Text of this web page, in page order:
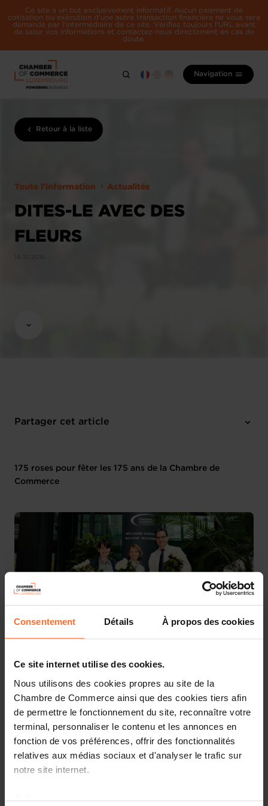
Consentement Détails À propos des cookies
Ce site internet utilise des cookies.
Nous utilisons des cookies propres au site de la
Chambre de Commerce ainsi que des cookies tiers afin
de permettre le fonctionnement du site, reconnaître votre
terminal, personnaliser le contenu et les annonces en
fonction de vos préférences, offrir des fonctionnalités
relatives aux médias sociaux et d'analyser le trafic sur
notre site internet.
Ce site a un but exclusivement informatif. Aucun paiement de
cotisation ou exécution d'une autre transaction financière ne vous sera
demandé par l'intermédiaire de ce site. Vérifiez toujours l'URL avant
de saisir vos informations et contactez-nous directement en cas de
doute.
Navigation
Retour à la liste
Toute l'information Actualités
DITES-LE AVEC DES
FLEURS
Partager cet article
175 roses pour fêter les 175 ans de la Chambre de
Commerce
offertes par l'Ambassade du Royaume des Pays-Bas à
Pays-Bas au Grand-Duché de Luxembourg a fait livrer
175 roses à la Chambre de Commerce, ce vendredi 14
octobre.
l'Ambassadeur, Peter W. Kok, a été particulièrement